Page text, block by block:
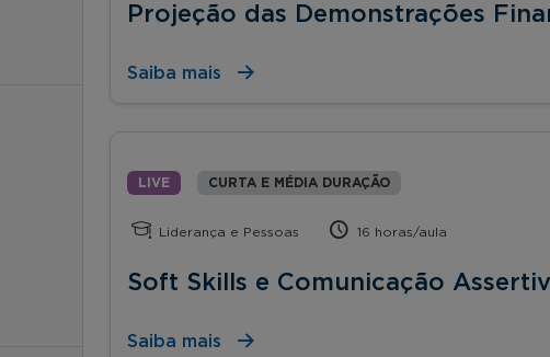
Projeção das Demonstrações
Saiba mais
LIVE CURTA E MÉDIA DURAÇÃO
Liderança e Pessoas 16 horas/aula
Soft Skills e Comunicação
Saiba mais